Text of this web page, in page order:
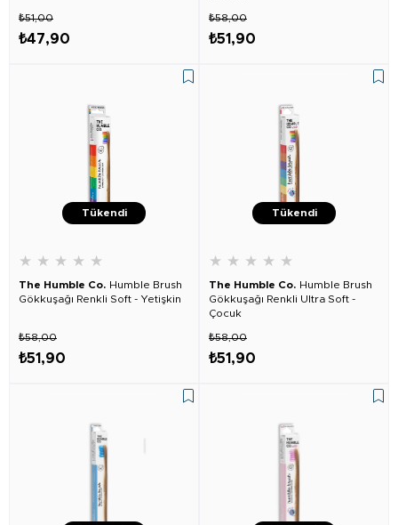
₺47,90
₺51,00
₺51,90
₺58,00
Tükendi
★ ★ ★ ★ ★
The Humble Co. Humble Brush
Gökkuşağı Renkli Soft - Yetişkin
₺51,90
₺58,00
Tükendi
★ ★ ★ ★ ★
The Humble Co. Humble Brush
Gökkuşağı Renkli Ultra Soft -
Çocuk
₺51,90
₺58,00